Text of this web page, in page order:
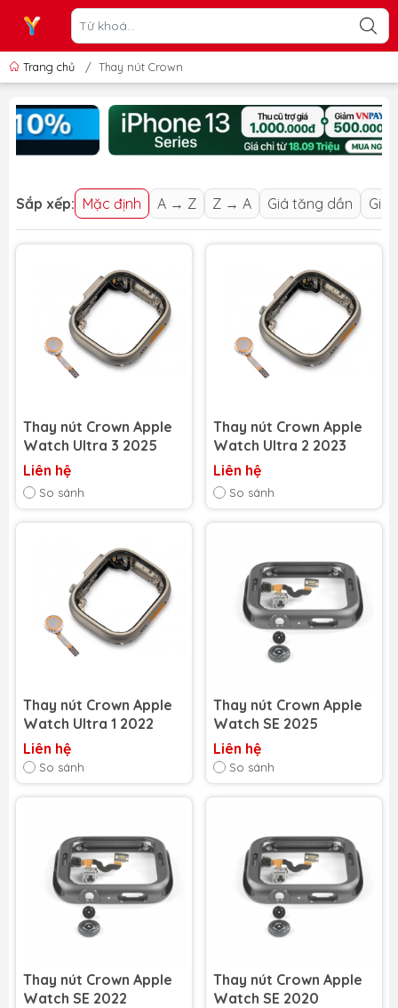
Trang chủ / Thay nút Crown
Sắp xếp: Mặc định A → Z Z → A Giá tăng dần Giá
Thay nút Crown Apple
Watch Ultra 3 2025
Liên hệ
So sánh
Thay nút Crown Apple
Watch Ultra 2 2023
Liên hệ
So sánh
Thay nút Crown Apple
Watch Ultra 1 2022
Liên hệ
So sánh
Thay nút Crown Apple
Watch SE 2025
Liên hệ
So sánh
Thay nút Crown Apple
Watch SE 2022
Thay nút Crown Apple
Watch SE 2020